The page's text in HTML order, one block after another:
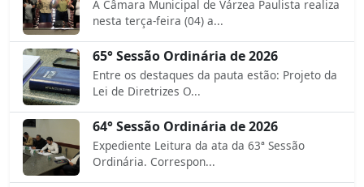
A Câmara Municipal de Várzea Paulista realiza
nesta terça-feira (04) a...
65° Sessão Ordinária de 2026
Entre os destaques da pauta estão: Projeto da
Lei de Diretrizes O...
64° Sessão Ordinária de 2026
Expediente Leitura da ata da 63ª Sessão
Ordinária. Correspon...